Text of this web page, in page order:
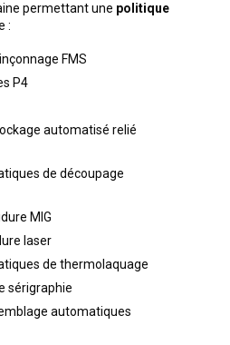
permettant une politique
:
FMS
P4
automatisé relié
de découpage
MIG
laser
de thermolaquage
sérigraphie
automatiques